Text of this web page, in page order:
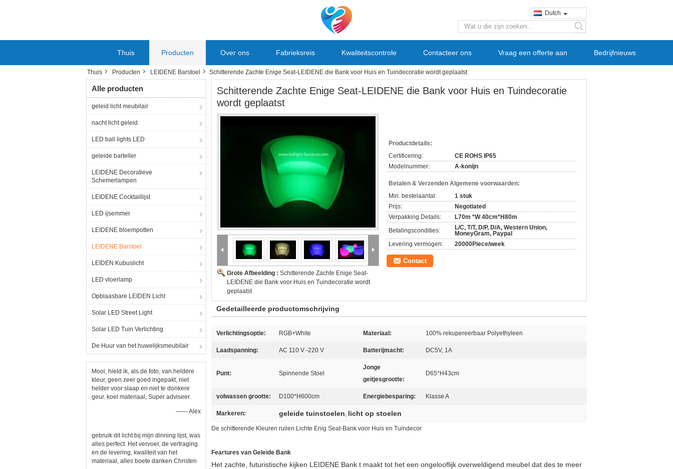
Dutch
search
Thuis Producten Over ons Fabrieksreis Kwaliteitscontrole Contacteer ons Vraag een offerte aan Bedrijfnieuws
Thuis Producten LEIDENE Barstoel Schitterende Zachte Enige Seat-LEIDENE die Bank voor Huis en Tuindecoratie wordt geplaatst
Alle producten
geleid licht meubilair
nacht licht geleid
LED ball lights LED
geleide barteller
LEIDENE Decoratieve
Schemerlampen
LEIDENE Cocktaillijst
LED ijsemmer
LEIDENE bloempotten
LEIDENE Barstoel
LEIDEN Kubuslicht
LED vloerlamp
Opblaasbare LEIDEN Licht
Solar LED Street Light
Solar LED Tuin Verlichting
De Huur van het huwelijksmeubilair
Mooi, hield ik, als de foto, van heldere
kleur, geen zeer goed ingepakt, niet
helder voor slaap en niet te donkere
geur. koel materiaal, Super adviseer.
—— Alex
gebruik dit licht bij mijn dinning lijst, was
alles perfect. Het vervoer, de vertraging
en de levering, kwaliteit van het
materiaal, alles boete danken Christen
Schitterende Zachte Enige Seat-LEIDENE die Bank voor Huis en Tuindecoratie
wordt geplaatst
Grote Afbeelding : Schitterende Zachte Enige Seat-
LEIDENE die Bank voor Huis en Tuindecoratie wordt
geplaatst
Productdetails:
Certificering:
CE ROHS IP65
Modelnummer:
A-konijn
Betalen & Verzenden Algemene voorwaarden:
Min. bestelaantal:
1 stuk
Prijs:
Negotiated
Verpakking Details:
L70m *W 40cm*H80m
Betalingscondities:
L/C, T/T, D/P, D/A, Western Union,
MoneyGram, Paypal
Levering vermogen:
20000Piece/week
Contact
Gedetailleerde productomschrijving
Verlichtingsoptie: RGB+White Materiaal: 100% rekupereerbaar Polyethyleen
Laadspanning: AC 110 V -220 V Batterijmacht: DC5V, 1A
Punt: Spinnende Stoel
Jonge
geitjesgrootte:
D65*H43cm
volwassen grootte: D100*H600cm Energiebesparing: Klasse A
Markeren: geleide tuinstoelen, licht op stoelen
De schitterende Kleuren ruilen Lichte Enig Seat-Bank voor Huis en Tuindecor
Feartures van Geleide Bank
Het zachte, futuristische kijken LEIDENE Bank t maakt tot het een ongelooflijk overweldigend meubel dat des te meer